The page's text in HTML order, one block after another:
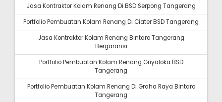
Jasa Kontraktor Kolam Renang Di BSD Serpong Tangerang
Portfolio Pembuatan Kolam Renang Di Ciater BSD Tangerang
Jasa Kontraktor Kolam Renang Bintaro Tangerang
Bergaransi
Portfolio Pembuatan Kolam Renang Griyaloka BSD
Tangerang
Portfolio Pembuatan Kolam Renang Di Graha Raya Bintaro
Tangerang